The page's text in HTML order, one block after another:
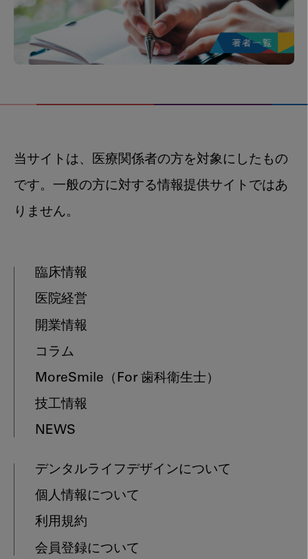
当サイトは、医療関係者の方を対象にしたもの
です。一般の方に対する情報提供サイトではあ
りません。
臨床情報
医院経営
開業情報
コラム
MoreSmile （For 歯科衛生士）
技工情報
NEWS
デンタルライフデザインについて
個人情報について
利用規約
会員登録について